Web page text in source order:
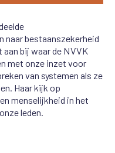
naar bestaanszekerheid
bij waar de NVVK
met onze inzet voor
van systemen als ze
Haar kijk op
menselijkheid in het
leden.